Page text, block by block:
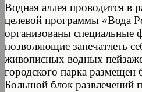
Водная аллея проводится в
целевой программы «Вода
организованы специальные
позволяющие запечатлеть
живописных водных
городского парка
Большой блок развлечений